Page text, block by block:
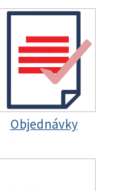
Objednávky